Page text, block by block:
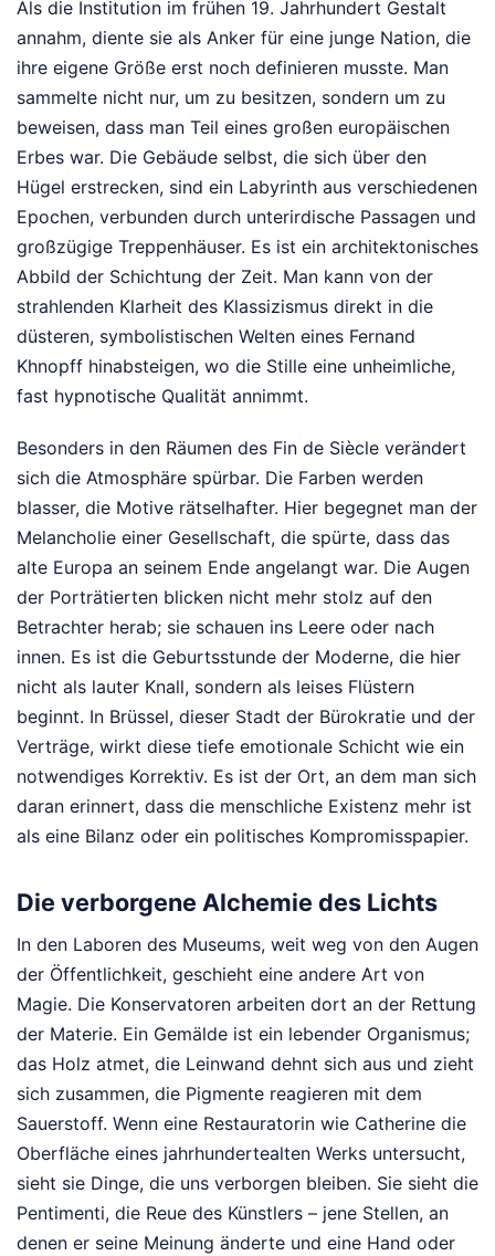
Als die Institution im frühen 19. Jahrhundert Gestalt
annahm, diente sie als Anker für eine junge Nation, die
ihre eigene Größe erst noch definieren musste. Man
sammelte nicht nur, um zu besitzen, sondern um zu
beweisen, dass man Teil eines großen europäischen
Erbes war. Die Gebäude selbst, die sich über den
Hügel erstrecken, sind ein Labyrinth aus verschiedenen
Epochen, verbunden durch unterirdische Passagen und
großzügige Treppenhäuser. Es ist ein architektonisches
Abbild der Schichtung der Zeit. Man kann von der
strahlenden Klarheit des Klassizismus direkt in die
düsteren, symbolistischen Welten eines Fernand
Khnopff hinabsteigen, wo die Stille eine unheimliche,
fast hypnotische Qualität annimmt.
Besonders in den Räumen des Fin de Siècle verändert
sich die Atmosphäre spürbar. Die Farben werden
blasser, die Motive rätselhafter. Hier begegnet man der
Melancholie einer Gesellschaft, die spürte, dass das
alte Europa an seinem Ende angelangt war. Die Augen
der Porträtierten blicken nicht mehr stolz auf den
Betrachter herab; sie schauen ins Leere oder nach
innen. Es ist die Geburtsstunde der Moderne, die hier
nicht als lauter Knall, sondern als leises Flüstern
beginnt. In Brüssel, dieser Stadt der Bürokratie und der
Verträge, wirkt diese tiefe emotionale Schicht wie ein
notwendiges Korrektiv. Es ist der Ort, an dem man sich
daran erinnert, dass die menschliche Existenz mehr ist
als eine Bilanz oder ein politisches Kompromisspapier.
Die verborgene Alchemie des Lichts
In den Laboren des Museums, weit weg von den Augen
der Öffentlichkeit, geschieht eine andere Art von
Magie. Die Konservatoren arbeiten dort an der Rettung
der Materie. Ein Gemälde ist ein lebender Organismus;
das Holz atmet, die Leinwand dehnt sich aus und zieht
sich zusammen, die Pigmente reagieren mit dem
Sauerstoff. Wenn eine Restauratorin wie Catherine die
Oberfläche eines jahrhundertealten Werks untersucht,
sieht sie Dinge, die uns verborgen bleiben. Sie sieht die
Pentimenti, die Reue des Künstlers – jene Stellen, an
denen er seine Meinung änderte und eine Hand oder